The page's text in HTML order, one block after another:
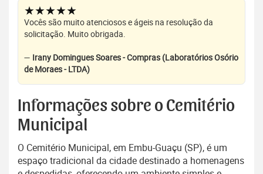
★★★★★
Vocês são muito atenciosos e ágeis na resolução da
solicitação. Muito obrigada.
— Irany Domingues Soares - Compras (Laboratórios Osório
de Moraes - LTDA)
Informações sobre o Cemitério
Municipal
O Cemitério Municipal, em Embu-Guaçu (SP), é um
espaço tradicional da cidade destinado a homenagens